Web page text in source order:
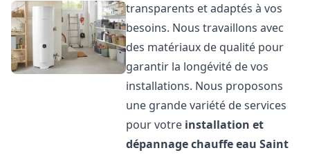
transparents et adaptés à vos
besoins. Nous travaillons avec
des matériaux de qualité pour
garantir la longévité de vos
installations. Nous proposons
une grande variété de services
pour votre installation et
dépannage chauffe eau Saint